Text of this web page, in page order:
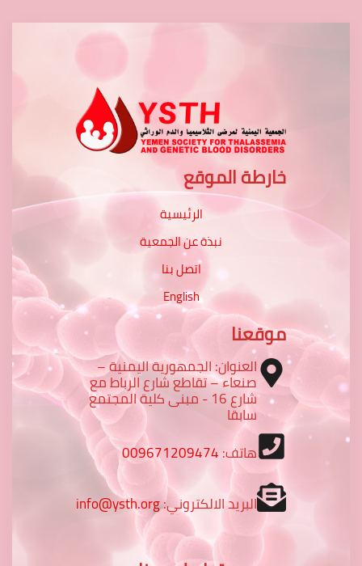
خارطة الموقع
الرئيسية
نبذة عن الجمعية
اتصل بنا
English
موقعنا
العنوان: الجمهورية اليمنية –
صنعاء – تقاطع شارع الرباط مع
شارع 16 - مبنى كلية المجتمع
سابقا
هاتف:009671209474
البريد الالكتروني:info@ysth.org